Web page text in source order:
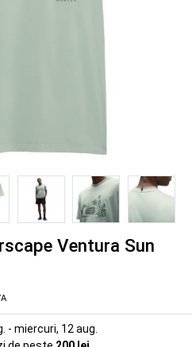
Ventura Sun
- miercuri, 12 aug.